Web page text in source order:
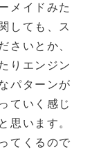
メイドみた
しても、ス
さいとか、
りエンジン
パターンが
ていく感じ
思います。
てくるので